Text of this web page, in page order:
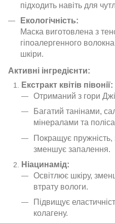
підходить навіть для
Екологічність:
Маска виготовлена з
гіпоалергенного
шкіри.
Активні інгредієнти:
Екстракт квітів півонії:
Отриманий з гори
Багатий танінами,
мінералами та
Покращує пружність,
зменшує запалення.
Ніацинамід:
Освітлює шкіру,
втрату вологи.
Підвищує
колагену.